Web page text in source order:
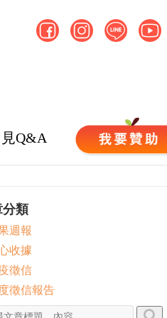
Q&A
分類
週報
收據
徵信
徵信報告